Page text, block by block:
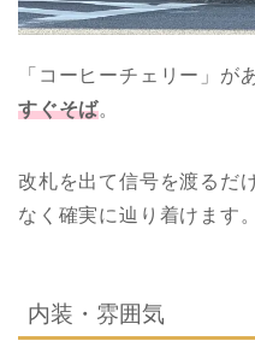
「コーヒーチェリー」が
すぐそば。
改札を出て信号を渡るだ
なく確実に辿り着けます。
内装・雰囲気